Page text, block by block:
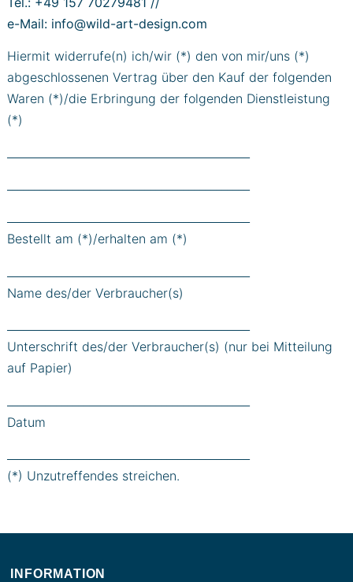
e-Mail: info@wild-art-design.com
Hiermit widerrufe(n) ich/wir (*) den von mir/uns (*)
abgeschlossenen Vertrag über den Kauf der folgenden
Waren (*)/die Erbringung der folgenden Dienstleistung
(*)
Bestellt am (*)/erhalten am (*)
Name des/der Verbraucher(s)
Unterschrift des/der Verbraucher(s) (nur bei Mitteilung
auf Papier)
Datum
(*) Unzutreffendes streichen.
INFORMATION